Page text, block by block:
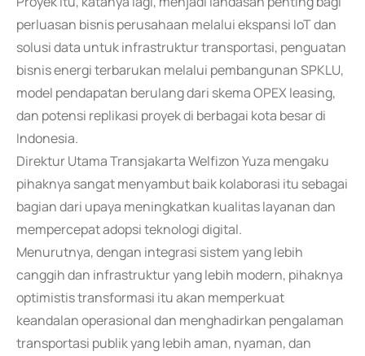
perluasan bisnis perusahaan melalui ekspansi IoT dan
solusi data untuk infrastruktur transportasi, penguatan
bisnis energi terbarukan melalui pembangunan SPKLU,
model pendapatan berulang dari skema OPEX leasing,
dan potensi replikasi proyek di berbagai kota besar di
Indonesia.
Direktur Utama Transjakarta Welfizon Yuza mengaku
pihaknya sangat menyambut baik kolaborasi itu sebagai
bagian dari upaya meningkatkan kualitas layanan dan
mempercepat adopsi teknologi digital.
Menurutnya, dengan integrasi sistem yang lebih
canggih dan infrastruktur yang lebih modern, pihaknya
optimistis transformasi itu akan memperkuat
keandalan operasional dan menghadirkan pengalaman
transportasi publik yang lebih aman, nyaman, dan